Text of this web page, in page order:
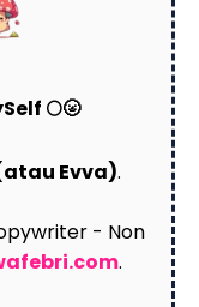
🌕🌝
Evva).
- Non
.